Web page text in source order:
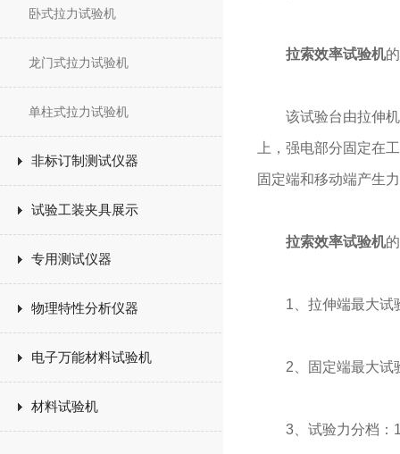
卧式拉力试验机
龙门式拉力试验机
单柱式拉力试验机
非标订制测试仪器
试验工装夹具展示
专用测试仪器
物理特性分析仪器
电子万能材料试验机
材料试验机
拉索效率试验机
该试验台由拉伸机
上，强电部分固定在
固定端和移动端产生
拉索效率试验机
1、拉伸端最大试
2、固定端最大试
3、试验力分档：